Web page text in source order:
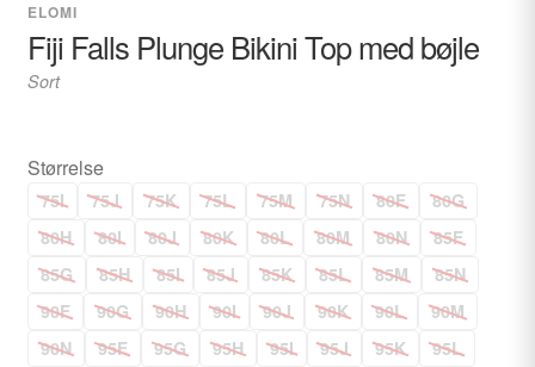
ELOMI
Fiji Falls Plunge Bikini Top med bøjle
Sort
Størrelse
75I 75J 75K 75L 75M 75N 80F
80G
80H
80I 80J 80K 80L 80M 80N
85F
85G
85H 85I 85J 85K 85L 85M
85N
90F
90G 90H 90I 90J 90K 90L
90M
90N
95F 95G 95H 95I 95J 95K
95L